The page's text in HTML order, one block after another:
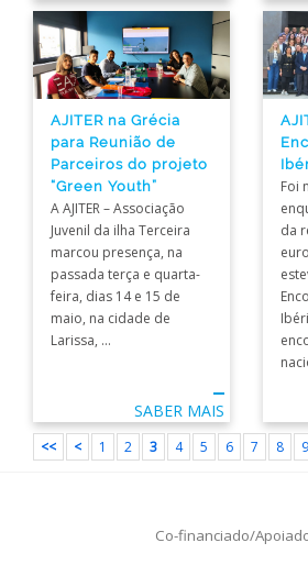
AJITER na Grécia
para Reunião de
Parceiros do projeto
“Green Youth”
A AJITER – Associação
Juvenil da ilha Terceira
marcou presença, na
passada terça e quarta-
feira, dias 14 e 15 de
maio, na cidade de
Larissa, ...
SABER MAIS
Foi
da
<< < 1 2 3 4 5 6 7 8 9
Co-financiado/